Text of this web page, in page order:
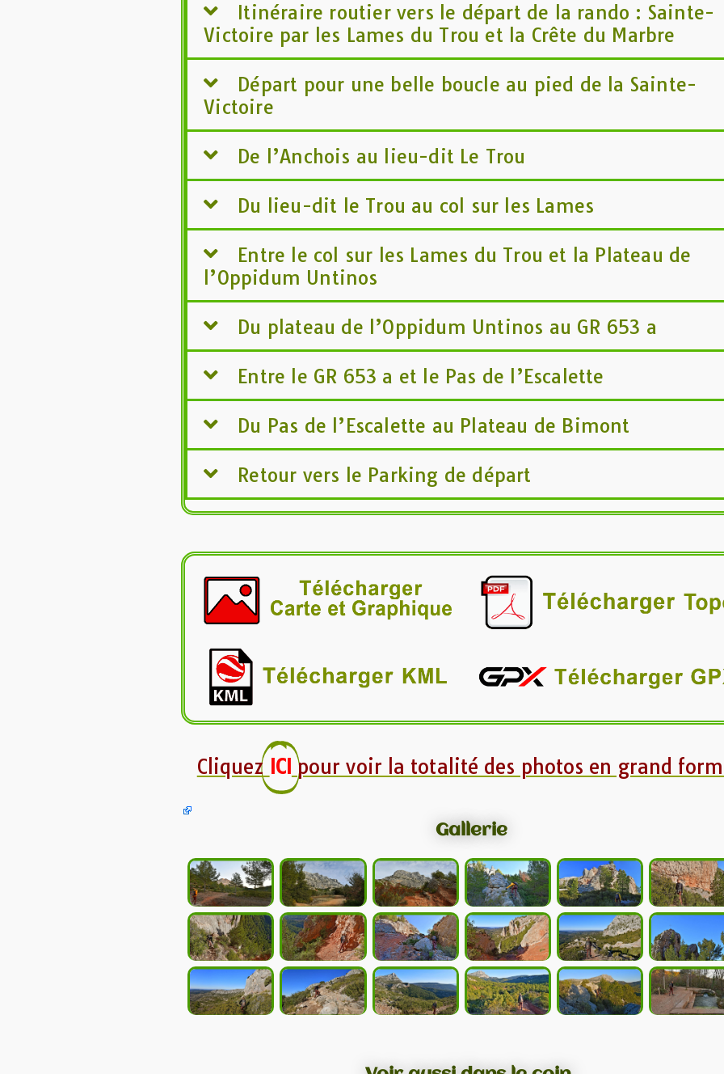
Itinéraire routier vers le départ de la rando : Sainte-
Victoire par les Lames du Trou et la Crête du Marbre
Départ pour une belle boucle au pied de la Sainte-
Victoire
De l’Anchois au lieu-dit Le Trou
Du lieu-dit le Trou au col sur les Lames
Entre le col sur les Lames du Trou et la Plateau de
l’Oppidum Untinos
Du plateau de l’Oppidum Untinos au GR 653 a
Entre le GR 653 a et le Pas de l’Escalette
Du Pas de l’Escalette au Plateau de Bimont
Retour vers le Parking de départ
Cliquez ICI pour voir la totalité des photos en grand
Gallerie